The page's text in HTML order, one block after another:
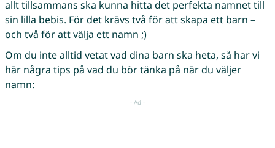
allt tillsammans ska kunna hitta det perfekta namnet till
sin lilla bebis. För det krävs två för att skapa ett barn –
och två för att välja ett namn ;)
Om du inte alltid vetat vad dina barn ska heta, så har vi
här några tips på vad du bör tänka på när du väljer
namn: